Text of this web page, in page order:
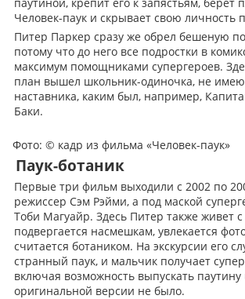
Человек-паук и скрывает свою личность
Питер Паркер сразу же обрел бешеную
потому что до него все подростки в
максимум помощниками супергероев.
план вышел школьник-одиночка, не
наставника, каким был, например,
Баки.
Фото: © кадр из фильма «Человек-паук»
Паук-ботаник
Первые три фильм выходили с 2002 по
режиссер Сэм Рэйми, а под маской
Тоби Магуайр. Здесь Питер также живет с
подвергается насмешкам, увлекается
считается ботаником. На экскурсии его
странный паук, и мальчик получает
включая возможность выпускать паутину
оригинальной версии не было.